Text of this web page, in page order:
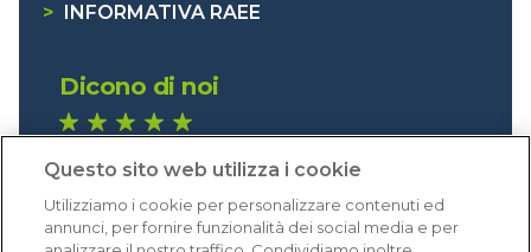
>
INFORMATIVA RAEE
Dicono di noi
Eccellente (4,8)
Acquisti verificati
Questo sito web utilizza i cookie
Utilizziamo i cookie per personalizzare contenuti ed
annunci, per fornire funzionalità dei social media e per